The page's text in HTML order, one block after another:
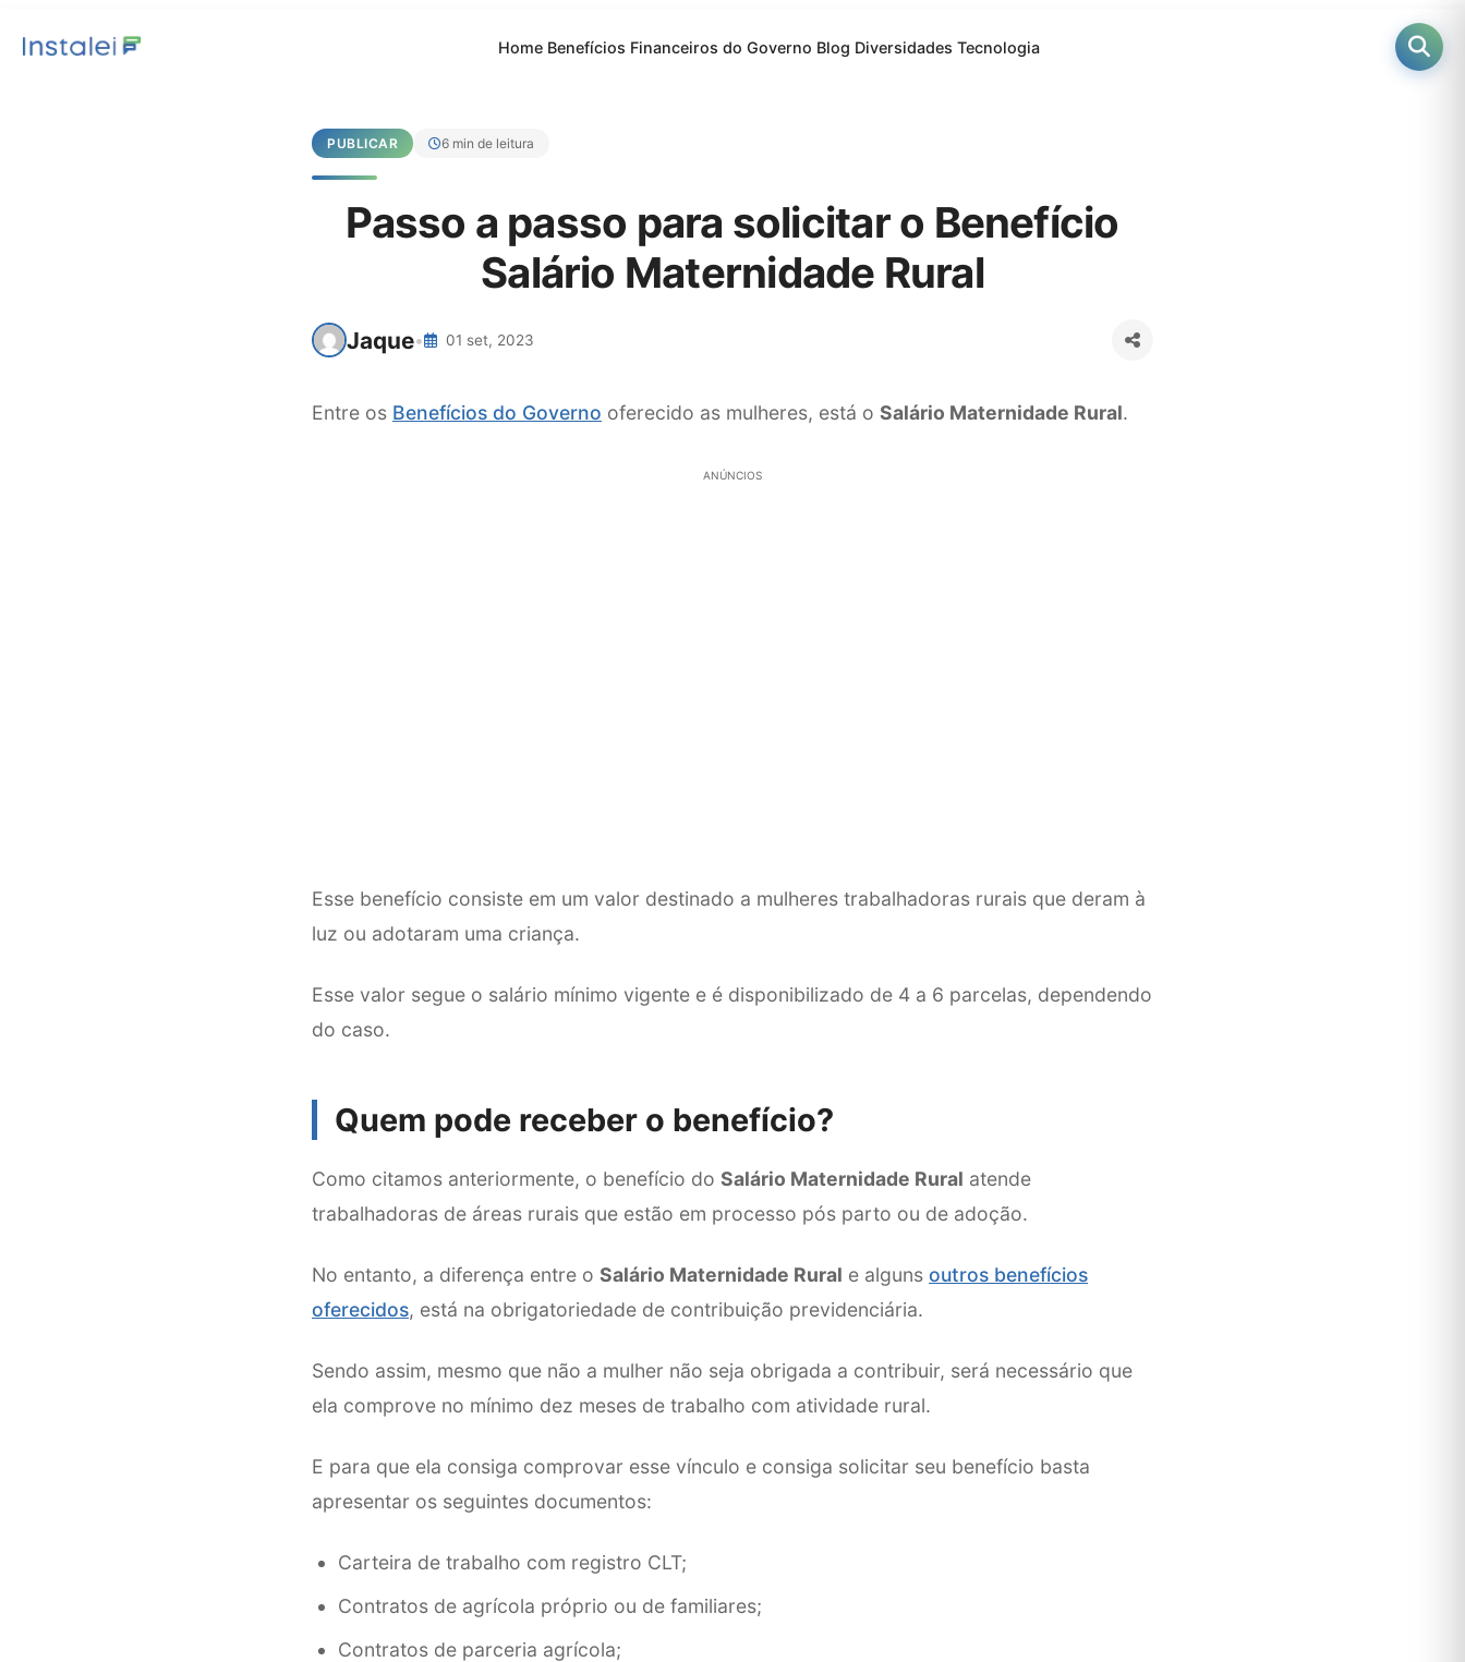
Home Benefícios Financeiros do Governo Blog Diversidades Tecnologia
PUBLICAR 6 min de leitura
Passo a passo para solicitar o Benefício
Salário Maternidade Rural
Jaque• 01 set, 2023
Entre os Benefícios do Governo oferecido as mulheres, está o Salário Maternidade Rural.
ANÚNCIOS
Esse benefício consiste em um valor destinado a mulheres trabalhadoras rurais que deram à
luz ou adotaram uma criança.
Esse valor segue o salário mínimo vigente e é disponibilizado de 4 a 6 parcelas, dependendo
do caso.
Quem pode receber o benefício?
Como citamos anteriormente, o benefício do Salário Maternidade Rural atende
trabalhadoras de áreas rurais que estão em processo pós parto ou de adoção.
No entanto, a diferença entre o Salário Maternidade Rural e alguns outros benefícios
oferecidos, está na obrigatoriedade de contribuição previdenciária.
Sendo assim, mesmo que não a mulher não seja obrigada a contribuir, será necessário que
ela comprove no mínimo dez meses de trabalho com atividade rural.
E para que ela consiga comprovar esse vínculo e consiga solicitar seu benefício basta
apresentar os seguintes documentos:
Carteira de trabalho com registro CLT;
Contratos de agrícola próprio ou de familiares;
Contratos de parceria agrícola;